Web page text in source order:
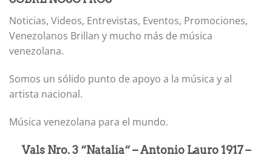
Noticias, Videos, Entrevistas, Eventos, Promociones,
Venezolanos Brillan y mucho más de música
venezolana.
Somos un sólido punto de apoyo a la música y al
artista nacional.
Música venezolana para el mundo.
Vals Nro. 3 “Natalia“ – Antonio Lauro 1917 –